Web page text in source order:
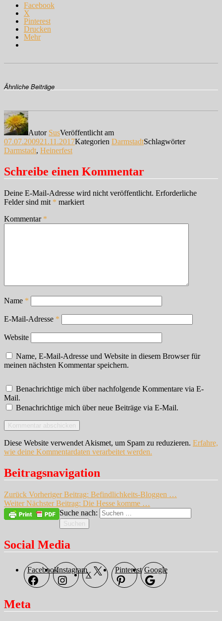
Facebook
X
Pinterest
Drucken
Mehr
Ähnliche Beiträge
Autor SusVeröffentlicht am
07.07.200921.11.2017Kategorien DarmstadtSchlagwörter
Darmstadt, Heinerfest
Schreibe einen Kommentar
Deine E-Mail-Adresse wird nicht veröffentlicht. Erforderliche
Felder sind mit * markiert
Kommentar *
Name *
E-Mail-Adresse *
Website
Name, E-Mail-Adresse und Website in diesem Browser für
meinen nächsten Kommentar speichern.
Benachrichtige mich über nachfolgende Kommentare via E-
Mail.
Benachrichtige mich über neue Beiträge via E-Mail.
Diese Website verwendet Akismet, um Spam zu reduzieren. Erfahre,
wie deine Kommentardaten verarbeitet werden.
Beitragsnavigation
Zurück Vorheriger Beitrag: Befindlichkeits-Bloggen …
Weiter Nächster Beitrag: Die Hesse komme …
Suche nach:
Suchen
Social Media
FacebookInstagram
X
Pinterest Google
Meta